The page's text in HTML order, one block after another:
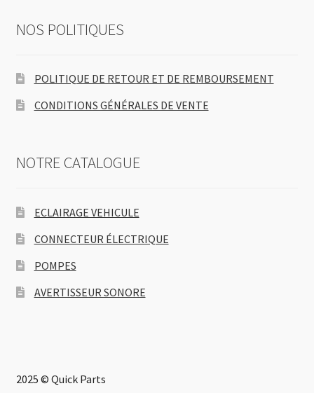
NOS POLITIQUES
POLITIQUE DE RETOUR ET DE REMBOURSEMENT
CONDITIONS GÉNÉRALES DE VENTE
NOTRE CATALOGUE
ECLAIRAGE VEHICULE
CONNECTEUR ÉLECTRIQUE
POMPES
AVERTISSEUR SONORE
2025 © Quick Parts